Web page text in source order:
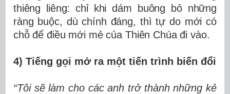
thiêng liêng: chỉ khi dám buông bỏ những
ràng buộc, dù chính đáng, thì tự do mới có
chỗ để điều mới mẻ của Thiên Chúa đi vào.
4) Tiếng gọi mở ra một tiến trình biến đổi
“Tôi sẽ làm cho các anh trở thành những kẻ